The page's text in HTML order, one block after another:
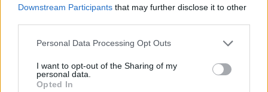
Downstream Participants that may further disclose it to other
Please note that this website/app uses one or more Google
not limited to your visit or usage behaviour. You may click to
grant or deny consent to Google and its third-party tags to
Personal Data Processing Opt Outs
I want to opt-out of the Sharing of my
personal data.
Opted In
#nemesys games